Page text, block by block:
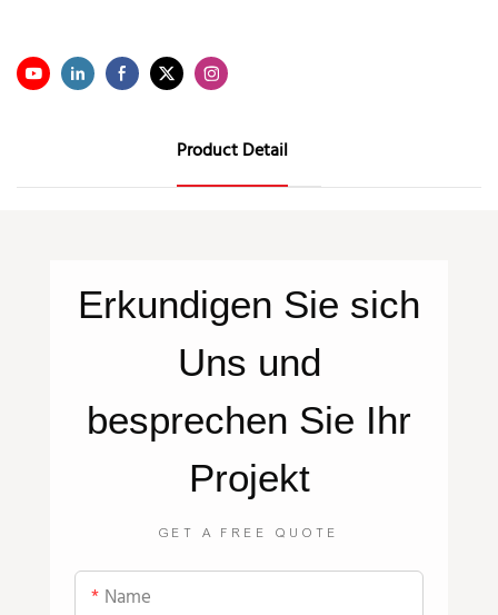
Product Detail
Erkundigen Sie sich
Uns und
besprechen Sie Ihr
Projekt
GET A FREE QUOTE
Name